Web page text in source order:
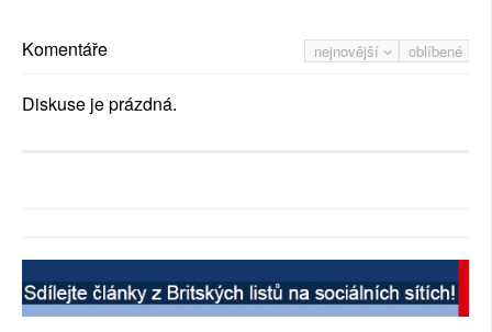
nejnovější oblíbené
Komentáře
Diskuse je prázdná.